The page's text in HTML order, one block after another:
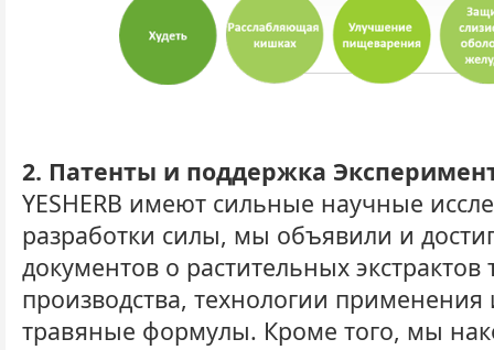
2. Патенты и поддержка
YESHERB имеют сильные научные
разработки силы, мы объявили и
документов о растительных экстрактов
производства, технологии применения
травяные формулы. Кроме того, мы